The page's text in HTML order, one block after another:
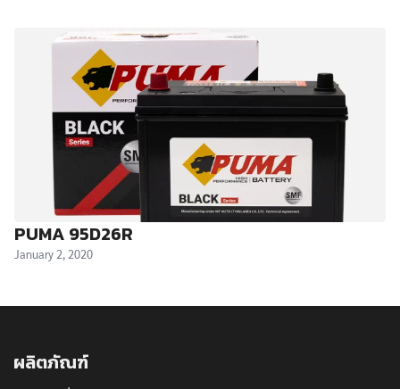
PUMA 95D26R
January 2, 2020
ผลิตภัณฑ์